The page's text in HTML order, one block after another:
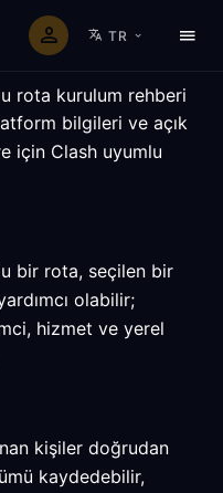
TR
rota kurulum rehberi
bilgileri ve açık
için Clash uyumlu
bir rota, seçilen bir
olabilir;
hizmet ve yerel
kişiler doğrudan
kaydedebilir,